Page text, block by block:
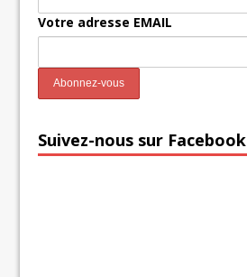
Votre adresse EMAIL
Suivez-nous sur Facebook